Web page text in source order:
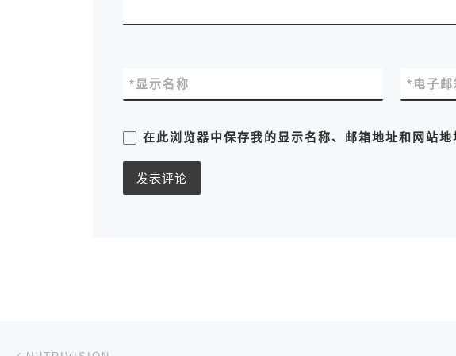
显示名称
* 电子
*
在此浏览器中保存我的显示名称、邮箱地址和网站地
文章导航